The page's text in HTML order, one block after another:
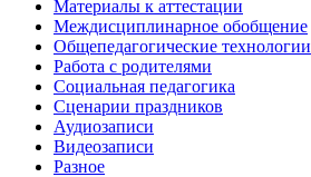
Материалы к аттестации
Междисциплинарное обобщение
Общепедагогические технологии
Работа с родителями
Социальная педагогика
Сценарии праздников
Аудиозаписи
Видеозаписи
Разное